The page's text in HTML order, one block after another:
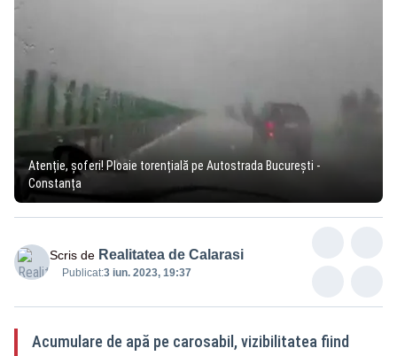
Atenție, șoferi! Ploaie torențială pe Autostrada București -
Constanța
Scris de Realitatea de Calarasi
Publicat:3 iun. 2023, 19:37
Acumulare de apă pe carosabil, vizibilitatea fiind